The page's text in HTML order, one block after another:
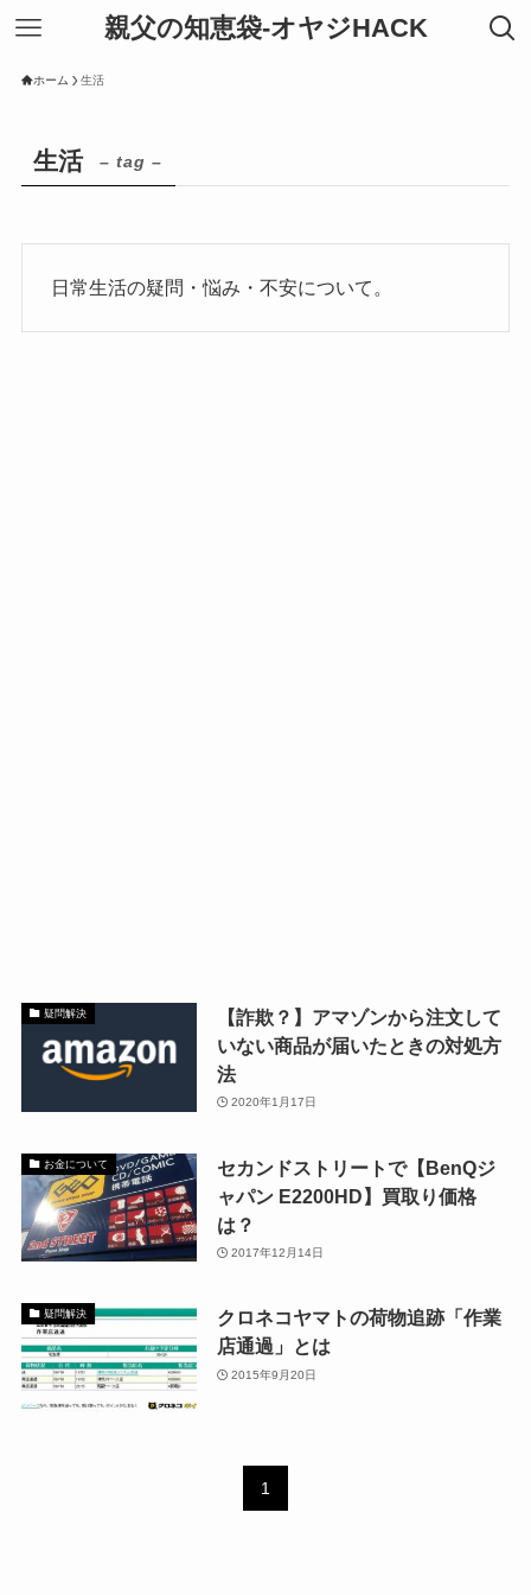
親父の知恵袋-オヤジHACK
ホーム 生活
生活 – tag –
日常生活の疑問・悩み・不安について。
疑問解決
【詐欺？】アマゾンから注文して
いない商品が届いたときの対処方
法
2020年1月17日
お金について
セカンドストリートで【BenQジ
ャパン E2200HD】買取り価格
は？
2017年12月14日
疑問解決
クロネコヤマトの荷物追跡「作業
店通過」とは
2015年9月20日
1